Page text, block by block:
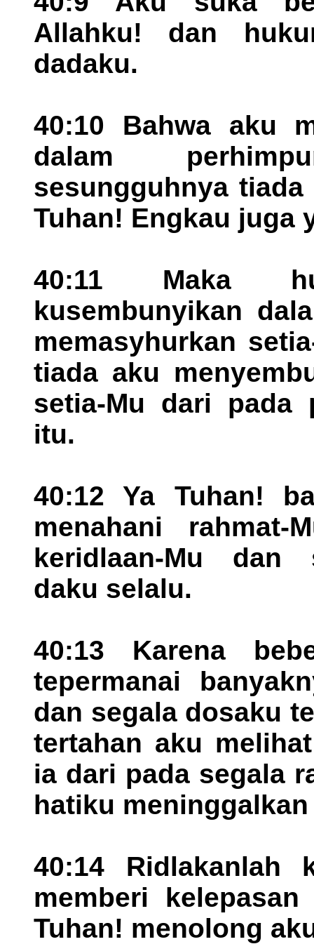
Allahku! dan
dadaku.
40:10 Bahwa aku
dalam
sesungguhnya
Tuhan! Engkau juga
40:11 Maka
kusembunyikan
memasyhurkan
tiada aku
setia-Mu dari pada
itu.
40:12 Ya Tuhan!
menahani
keridlaan-Mu dan
daku selalu.
40:13 Karena
tepermanai
dan segala dosaku
tertahan aku
ia dari pada segala
hatiku
40:14 Ridlakanlah
memberi
Tuhan! menolong